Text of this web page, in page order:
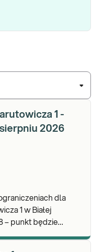
1 -
2026
dla
1 w Białej